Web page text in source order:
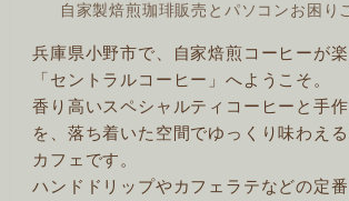
自家製焙煎珈琲販売とパソコンお困り
兵庫県小野市で、自家焙煎コーヒーが
「セントラルコーヒー」へようこそ。
香り高いスペシャルティコーヒーと手
を、落ち着いた空間でゆっくり味わえ
カフェです。
ハンドドリップやカフェラテなどの定